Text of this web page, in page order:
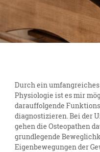
Durch ein
Physiologie ist es mir
darauffolgende
diagnostizieren. Bei der
gehen die Osteopathen
grundlegende
Eigenbewegungen der